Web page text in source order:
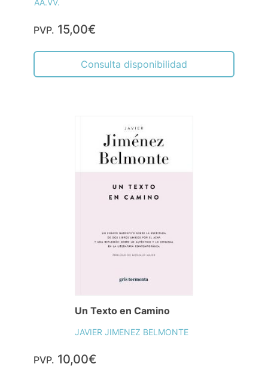
AA.VV.
PVP. 15,00€
Consulta disponibilidad
Un Texto en Camino
JAVIER JIMENEZ BELMONTE
PVP. 10,00€